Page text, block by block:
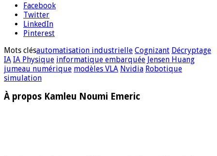
Facebook
Twitter
LinkedIn
Pinterest
Mots clésautomatisation industrielle Cognizant Décryptage
IA IA Physique informatique embarquée Jensen Huang
jumeau numérique modèles VLA Nvidia Robotique
simulation
À propos Kamleu Noumi Emeric